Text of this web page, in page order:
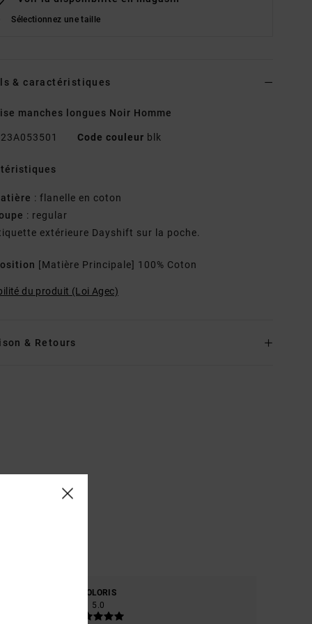
Sélectionnez une taille
& caractéristiques
manches longues Noir Homme
23A053501 Code couleur blk
: flanelle en coton
: regular
extérieure Dayshift sur la poche.
[Matière Principale] 100% Coton
du produit (Loi Agec)
& Retours
COLORIS
5.0